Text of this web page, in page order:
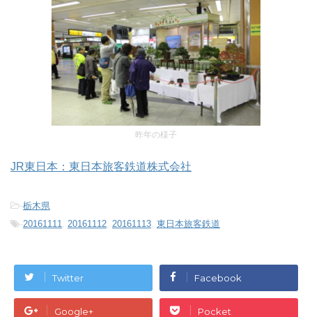
昨年の様子
JR東日本：東日本旅客鉄道株式会社
-栃木県
-20161111, 20161112, 20161113, 東日本旅客鉄道
Twitter Facebook
Google+ Pocket